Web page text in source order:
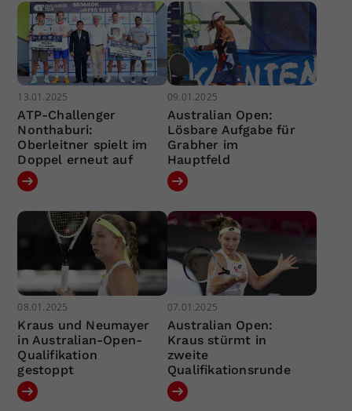
13.01.2025
ATP-Challenger
Nonthaburi:
Oberleitner spielt im
Doppel erneut auf
09.01.2025
Australian Open:
Lösbare Aufgabe für
Grabher im
Hauptfeld
08.01.2025
Kraus und Neumayer
in Australian-Open-
Qualifikation
gestoppt
07.01.2025
Australian Open:
Kraus stürmt in
zweite
Qualifikationsrunde